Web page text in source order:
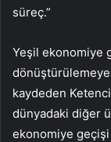
süreç.”
Yeşil ekonomiye
kaydeden
dünyadaki diğer
ekonomiye